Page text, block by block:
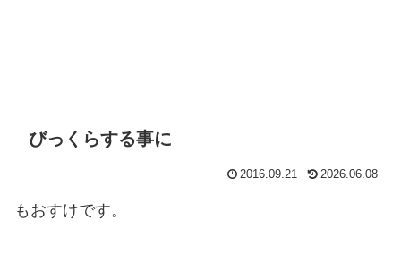
びっくらする事に
2016.09.21 2026.06.08
もおすけです。